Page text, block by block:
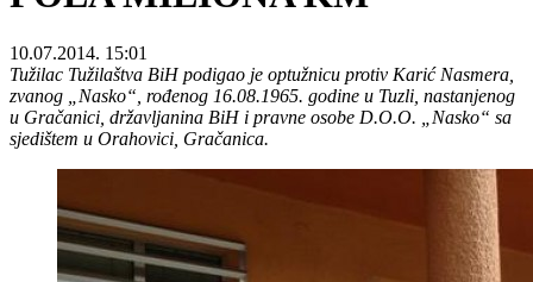
10.07.2014. 15:01
Tužilac Tužilaštva BiH podigao je optužnicu protiv Karić Nasmera,
zvanog „Nasko“, rođenog 16.08.1965. godine u Tuzli, nastanjenog
u Gračanici, državljanina BiH i pravne osobe D.O.O. „Nasko“ sa
sjedištem u Orahovici, Gračanica.